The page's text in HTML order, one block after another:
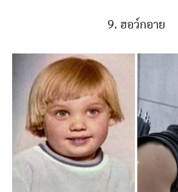
9. ฮอว์กอาย